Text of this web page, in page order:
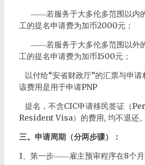
――若服务于大多伦多范围以内
工的提名申请费为加币2000元；
――若服务于大多伦多范围以外
工的提名申请费为加币1500元；
以付给“安省财政厅”的汇票与申请
该费用是用于申请PNP
提名，不含CIC申请移民签证（
Resident Visa）的费用, 均不退还。
三。申请周期（分两步骤）：
1、第一步――雇主预审程序在8个月